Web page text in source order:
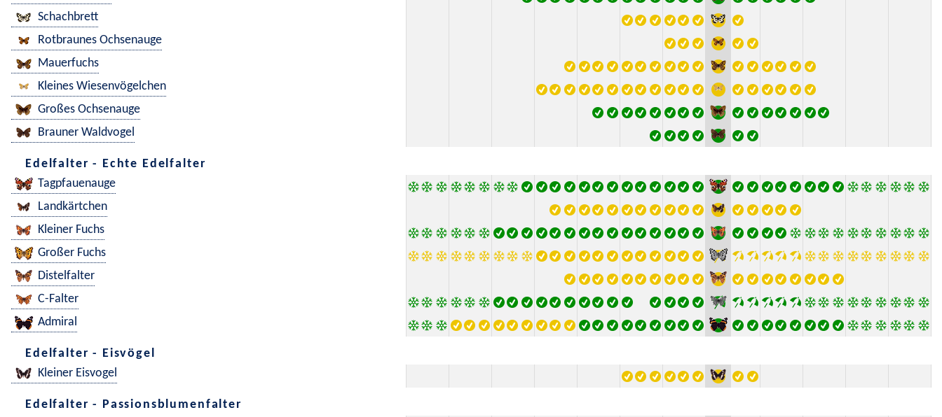
Schachbrett
Rotbraunes Ochsenauge
Mauerfuchs
Kleines Wiesenvögelchen
Großes Ochsenauge
Brauner Waldvogel
Edelfalter - Echte Edelfalter
Tagpfauenauge
Landkärtchen
Kleiner Fuchs
Großer Fuchs
Distelfalter
C-Falter
Admiral
Edelfalter - Eisvögel
Kleiner Eisvogel
Edelfalter - Passionsblumenfalter